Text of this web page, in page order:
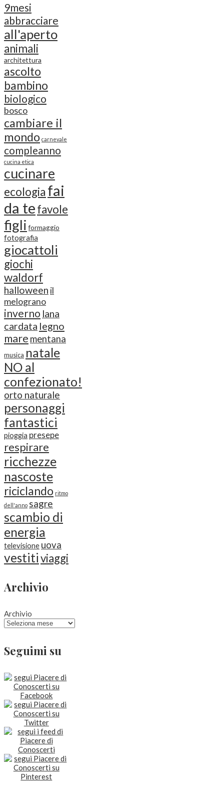
9mesi
abbracciare
all'aperto
animali
architettura
ascolto
bambino
biologico
bosco
cambiare il
mondo carnevale
compleanno
cucina etica
cucinare
ecologia fai
da tefavole
figli formaggio
fotografia
giocattoli
giochi
waldorf
halloween il
melograno
inverno lana
cardata legno
mare mentana
musica natale
NO al
confezionato!
orto naturale
personaggi
fantastici
pioggia presepe
respirare
ricchezze
nascoste
riciclando ritmo
dell'anno sagre
scambio di
energia
televisione uova
vestitiviaggi
Archivio
Archivio
Seguimi su